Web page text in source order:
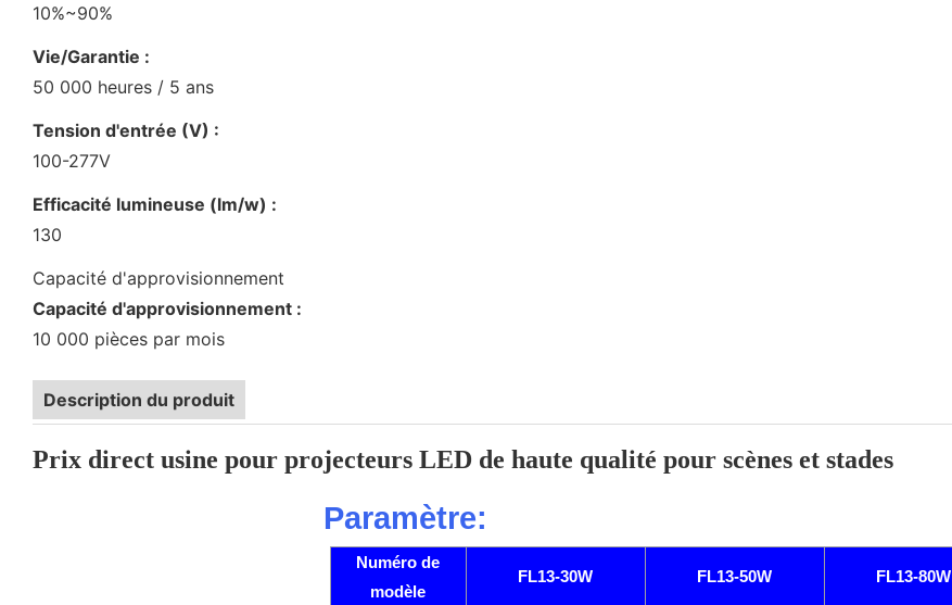
10%~90%
Vie/Garantie :
50 000 heures / 5 ans
Tension d'entrée (V) :
100-277V
Efficacité lumineuse (lm/w) :
130
Capacité d'approvisionnement
Capacité d'approvisionnement :
10 000 pièces par mois
Description du produit
Prix ​​direct usine pour projecteurs LED de haute qualité pour scènes et stades
Paramètre:
Numéro de
modèle
FL13-30W FL13-50W FL13-80W